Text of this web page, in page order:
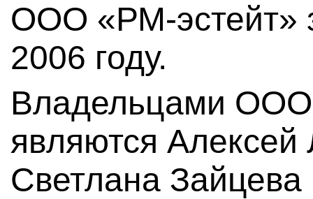
ООО «РМ-эстейт»
2006 году.
Владельцами
являются
Светлана